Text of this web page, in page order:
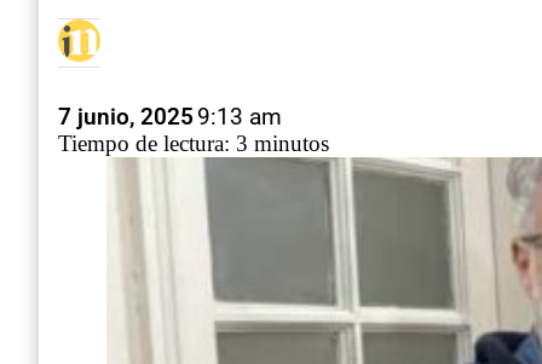
7 junio, 2025 9:13 am
Tiempo de lectura: 3 minutos